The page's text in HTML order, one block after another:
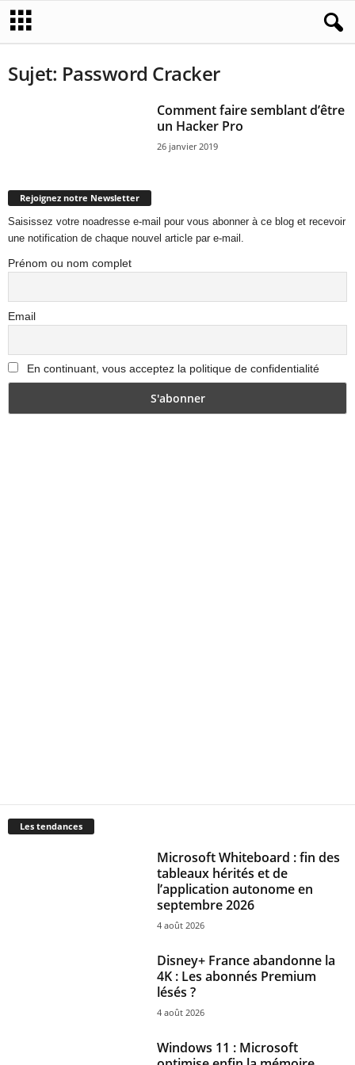
Sujet: Password Cracker
Comment faire semblant d’être
un Hacker Pro
26 janvier 2019
Rejoignez notre Newsletter
Saisissez votre noadresse e-mail pour vous abonner à ce blog et recevoir
une notification de chaque nouvel article par e-mail.
Prénom ou nom complet
Email
En continuant, vous acceptez la politique de confidentialité
Les tendances
Microsoft Whiteboard : fin des
tableaux hérités et de
l’application autonome en
septembre 2026
4 août 2026
Disney+ France abandonne la
4K : Les abonnés Premium
lésés ?
4 août 2026
Windows 11 : Microsoft